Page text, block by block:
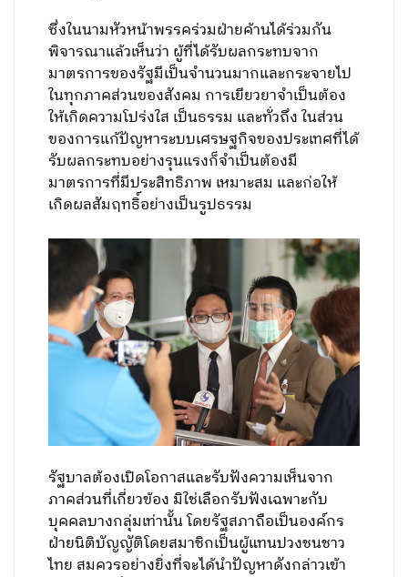
ซึ่งในนามหัวหน้าพรรคร่วมฝ่ายค้านได้ร่วมกัน
พิจารณาแล้วเห็นว่า ผู้ที่ได้รับผลกระทบจาก
มาตรการของรัฐมีเป็นจำนวนมากและกระจายไป
ในทุกภาคส่วนของสังคม การเยียวยาจำเป็นต้อง
ให้เกิดความโปร่งใส เป็นธรรม และทั่วถึง ในส่วน
ของการแก้ปัญหาระบบเศรษฐกิจของประเทศที่ได้
รับผลกระทบอย่างรุนแรงก็จำเป็นต้องมี
มาตรการที่มีประสิทธิภาพ เหมาะสม และก่อให้
เกิดผลสัมฤทธิ์อย่างเป็นรูปธรรม
รัฐบาลต้องเปิดโอกาสและรับฟังความเห็นจาก
ภาคส่วนที่เกี่ยวข้อง มิใช่เลือกรับฟังเฉพาะกับ
บุคคลบางกลุ่มเท่านั้น โดยรัฐสภาถือเป็นองค์กร
ฝ่ายนิติบัญญัติโดยสมาชิกเป็นผู้แทนปวงชนชาว
ไทย สมควรอย่างยิ่งที่จะได้นำปัญหาดังกล่าวเข้า